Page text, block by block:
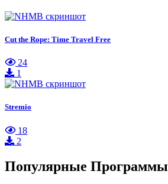
Cut the Rope: Time Travel Free
24
1
Stremio
18
2
Популярные Программы